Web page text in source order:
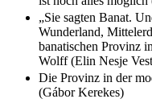
„Sie sagten Banat.
Wunderland,
banatischen Provinz
Wolff (Elin Nesje
Die Provinz in der
(Gábor Kerekes)